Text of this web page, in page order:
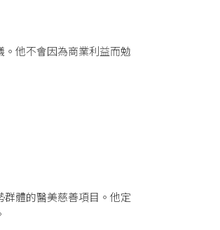
他不會因為商業利益而勉
體的醫美慈善項目。他定